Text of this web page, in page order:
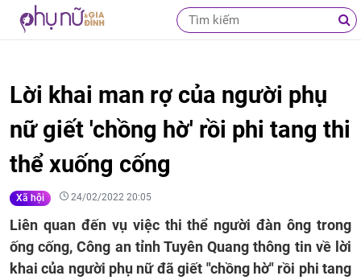
Lời khai man rợ của người phụ
nữ giết 'chồng hờ' rồi phi tang thi
thể xuống cống
Xã hội 24/02/2022 20:05
Liên quan đến vụ việc thi thể người đàn ông trong
ống cống, Công an tỉnh Tuyên Quang thông tin về lời
khai của người phụ nữ đã giết "chồng hờ" rồi phi tang